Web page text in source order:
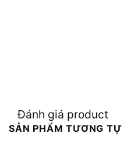
Đánh giá product
SẢN PHẨM TƯƠNG TỰ